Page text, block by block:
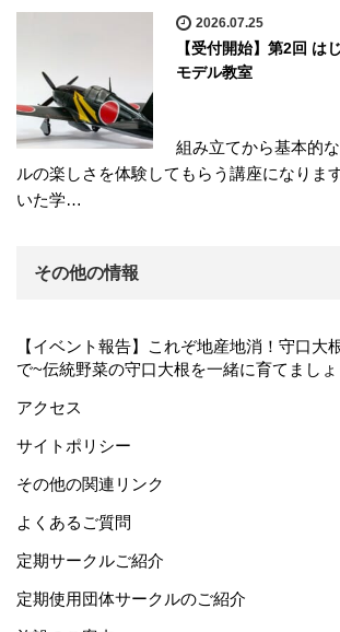
2026.07.25
【受付開始】第2回 は
モデル教室
組み立てから基本的
ルの楽しさを体験してもらう講座になりま
いた学…
その他の情報
【イベント報告】これぞ地産地消！守口大
で~伝統野菜の守口大根を一緒に育てましょ
アクセス
サイトポリシー
その他の関連リンク
よくあるご質問
定期サークルご紹介
定期使用団体サークルのご紹介